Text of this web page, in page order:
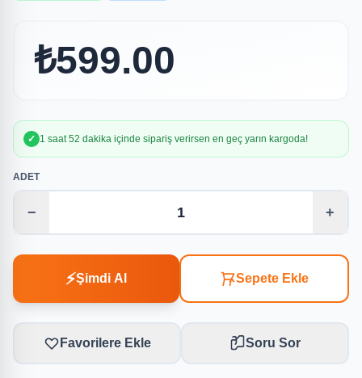
₺599.00
✓ 1 saat 52 dakika içinde sipariş verirsen en geç yarın kargoda!
ADET
− +
⚡Şimdi Al Sepete Ekle
Favorilere Ekle Soru Sor